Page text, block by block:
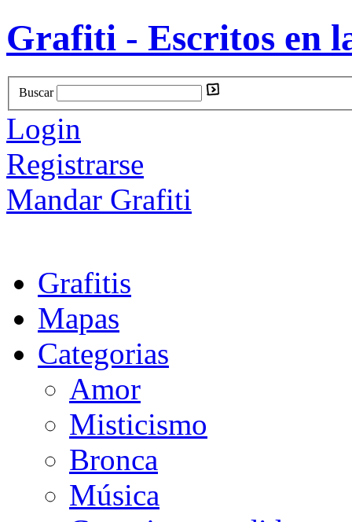
Grafiti - Escritos en
Buscar
Login
Registrarse
Mandar Grafiti
Grafitis
Mapas
Categorias
Amor
Misticismo
Bronca
Música